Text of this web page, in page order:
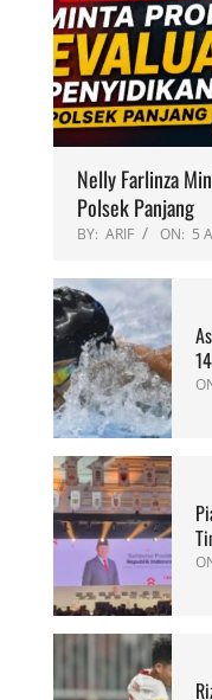
Nelly Farlinza
Polsek Panjang
BY: ARIF ON: 5